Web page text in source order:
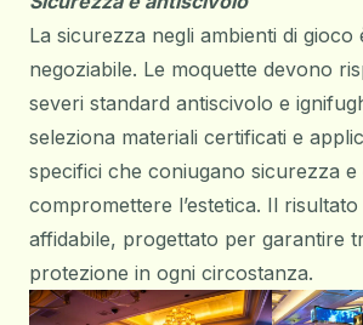
La sicurezza negli ambienti di gioco
negoziabile. Le moquette devono
severi standard antiscivolo e
seleziona materiali certificati e
specifici che coniugano sicurezza
compromettere l’estetica. Il
affidabile, progettato per garantire
protezione in ogni circostanza.